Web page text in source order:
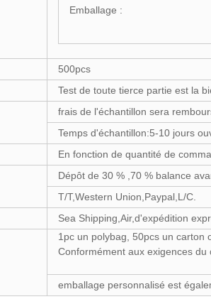
Emballage :
500pcs
Test de toute tierce partie est la
frais de l'échantillon sera
Temps d'échantillon:5-10 jours
En fonction de quantité de
Dépôt de 30 % ,70 % balance
T/T,Western Union,Paypal,L/C.
Sea Shipping,Air,d'expédition
1pc un polybag, 50pcs un carton
Conformément aux exigences du
emballage personnalisé est